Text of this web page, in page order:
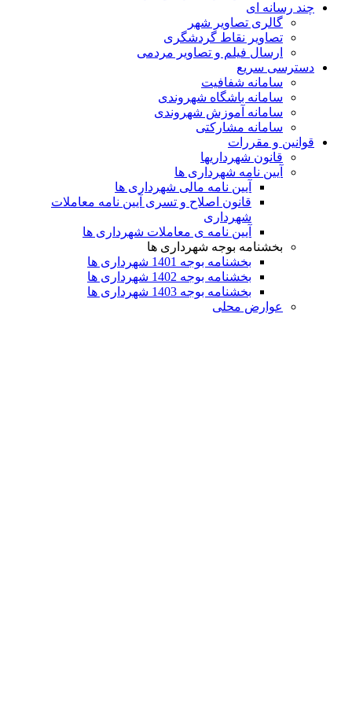
رسانه ای
گالری تصاویر شهر
تصاویر نقاط گردشگری
ارسال فیلم و تصاویر مردمی
سریع
سامانه شفافیت
سامانه باشگاه شهروندی
سامانه آموزش شهروندی
سامانه مشارکتی
و مقررات
قانون شهرداریها
آیین نامه شهرداری ها
آیین نامه مالی شهرداری ها
قانون اصلاح و تسری آیین نامه معاملات
آیین نامه ی معاملات شهرداری ها
بخشنامه بوجه شهرداری ها
بخشنامه بوجه 1401 شهرداری ها
بخشنامه بوجه 1402 شهرداری ها
بخشنامه بوجه 1403 شهرداری ها
عوارض محلی